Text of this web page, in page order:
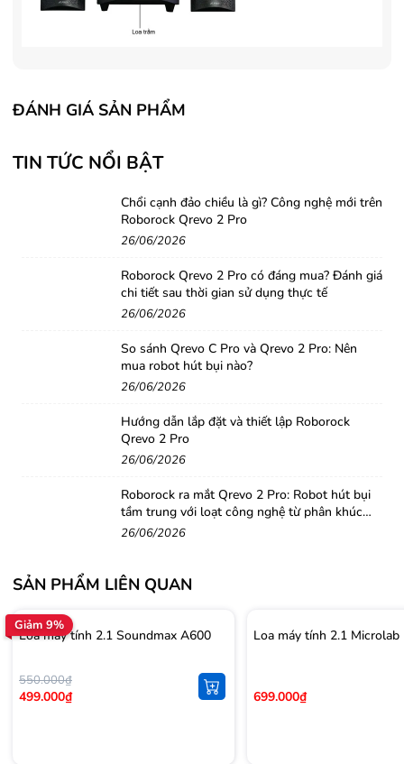
ĐÁNH GIÁ SẢN PHẨM
TIN TỨC NỔI BẬT
Chổi cạnh đảo chiều là gì? Công nghệ mới trên
Roborock Qrevo 2 Pro
26/06/2026
Roborock Qrevo 2 Pro có đáng mua? Đánh giá
chi tiết sau thời gian sử dụng thực tế
26/06/2026
So sánh Qrevo C Pro và Qrevo 2 Pro: Nên
mua robot hút bụi nào?
26/06/2026
Hướng dẫn lắp đặt và thiết lập Roborock
Qrevo 2 Pro
26/06/2026
Roborock ra mắt Qrevo 2 Pro: Robot hút bụi
tầm trung với loạt công nghệ từ phân khúc
cao cấp
26/06/2026
SẢN PHẨM LIÊN QUAN
Giảm 9%
Loa máy tính 2.1 Soundmax A600
550.000₫
499.000₫
Loa máy tính 2.1
699.000₫